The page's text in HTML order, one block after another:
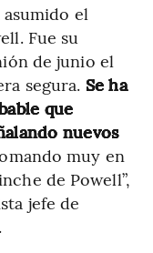
el
Fue su
de junio el
segura. Se ha
que
nuevos
muy en
de Powell”,
jefe de